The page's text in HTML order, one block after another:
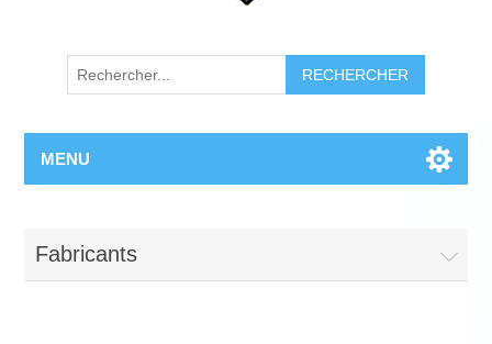
RECHERCHER
MENU
Fabricants